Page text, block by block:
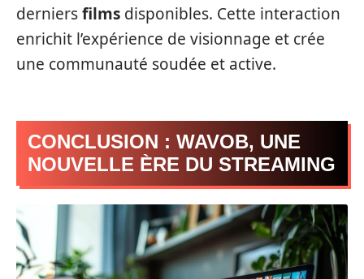
derniersfilms disponibles. Cette interaction
enrichit l’expérience de visionnage et crée
une communauté soudée et active.
CONCLUSION : WAVOB, UNE
NOUVELLE ÈRE DU STREAMING